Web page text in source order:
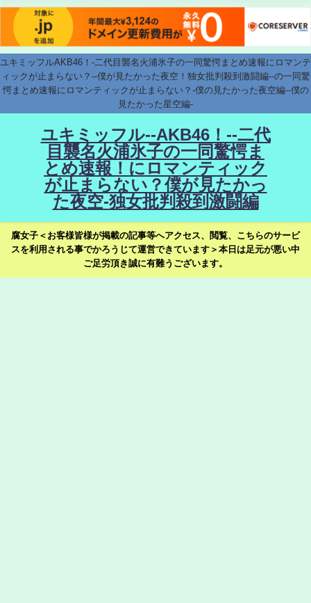
ユキミッフルAKB46！-二代目襲名火浦氷子の一同驚愕まとめ速報にロマンテ
ィックが止まらない？--僕が見たかった夜空！独女批判殺到激闘編--の一同驚
愕まとめ速報にロマンティックが止まらない？-僕の見たかった夜空編--僕の
見たかった星空編-
ユキミッフル--AKB46！--二代
目襲名火浦氷子の一同驚愕ま
とめ速報！にロマンティック
が止まらない？僕が見たかっ
た夜空-独女批判殺到激闘編
腐女子＜お客様皆様が掲載の記事等へアクセス、閲覧、こちらのサービ
スを利用される事でかろうじて運営できています＞本日は足元が悪い中
ご足労頂き誠に有難うございます。